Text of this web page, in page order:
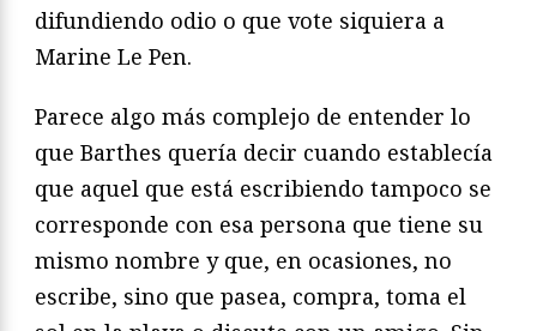
difundiendo odio o que vote siquiera a
Marine Le Pen.
Parece algo más complejo de entender lo
que Barthes quería decir cuando establecía
que aquel que está escribiendo tampoco se
corresponde con esa persona que tiene su
mismo nombre y que, en ocasiones, no
escribe, sino que pasea, compra, toma el